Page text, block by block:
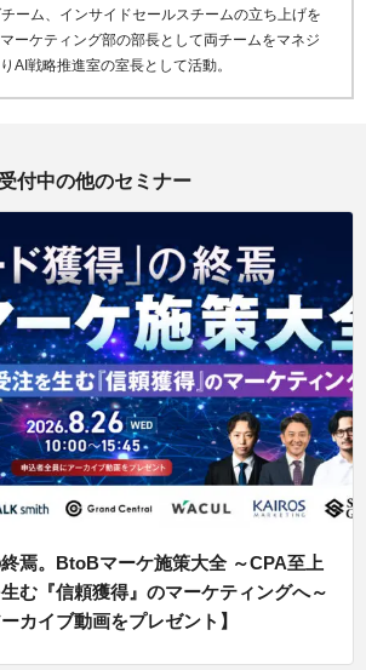
ーム、インサイドセールスチームの立ち上げを
ーケティング部の部長として両チームをマネジ
AI戦略推進室の室長として活動。
受付中の他のセミナー
終焉。BtoBマーケ施策大全 ～CPA至上
む『信頼獲得』のマーケティングへ～
カイブ動画をプレゼント】